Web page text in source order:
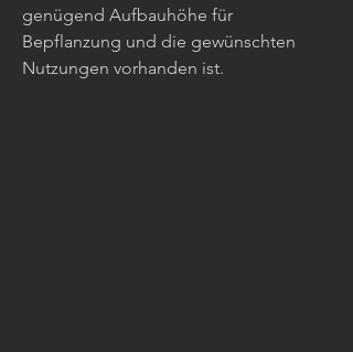
genügend Aufbauhöhe für
Bepflanzung und die gewünschten
Nutzungen vorhanden ist.